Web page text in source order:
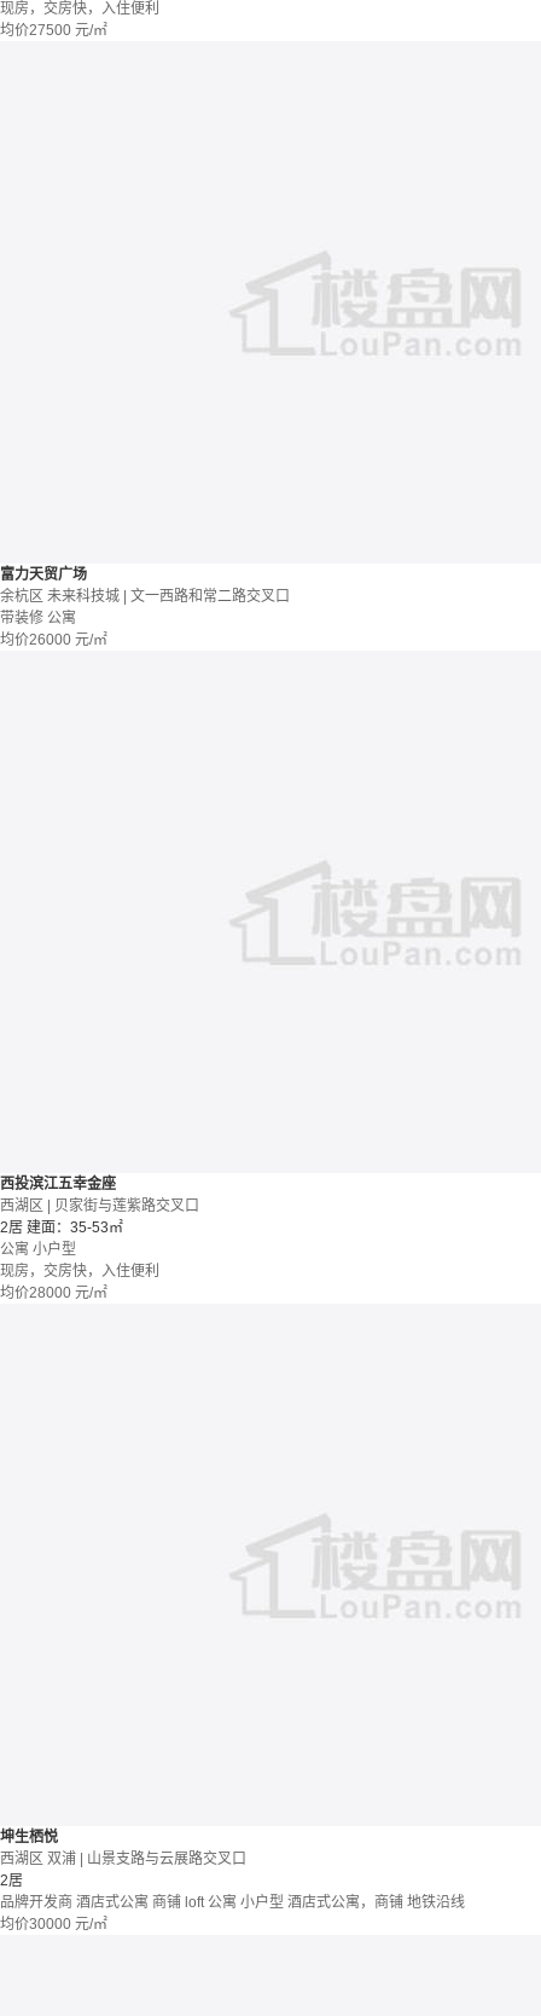
现房，交房快，入住便利
均价27500 元/㎡
富力天贸广场
余杭区 未来科技城 | 文一西路和常二路交叉口
带装修 公寓
均价26000 元/㎡
西投滨江五幸金座
西湖区 | 贝家街与莲紫路交叉口
2居 建面：35-53㎡
公寓 小户型
现房，交房快，入住便利
均价28000 元/㎡
坤生栖悦
西湖区 双浦 | 山景支路与云展路交叉口
2居
品牌开发商 酒店式公寓 商铺 loft 公寓 小户型 酒店式公寓，商铺 地铁沿线
均价30000 元/㎡